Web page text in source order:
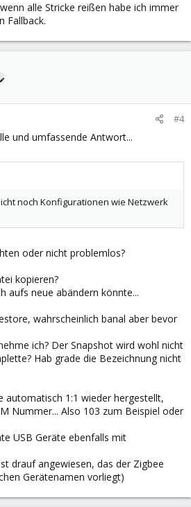
alle Stricke reißen habe ich immer
Fallback.
#4
und umfassende Antwort...
noch Konfigurationen wie Netzwerk
oder nicht problemlos?
kopieren?
aufs neue abändern könnte...
wahrscheinlich banal aber bevor
ich? Der Snapshot wird wohl nicht
Hab grade die Bezeichnung nicht
automatisch 1:1 wieder hergestellt,
Nummer... Also 103 zum Beispiel oder
USB Geräte ebenfalls mit
drauf angewiesen, das der Zigbee
Gerätenamen vorliegt)